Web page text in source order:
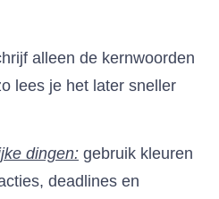
alleen de kernwoorden
lees je het later sneller
dingen: gebruik kleuren
deadlines en